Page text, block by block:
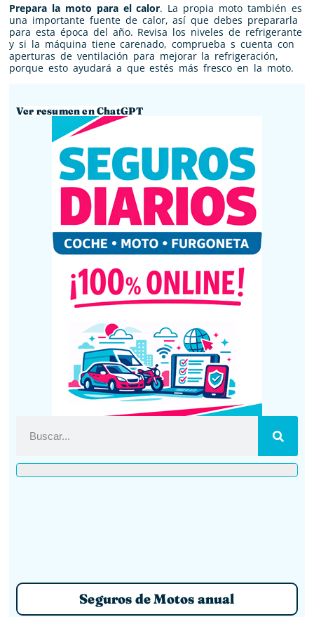
Prepara la moto para el calor. La propia moto también es
una importante fuente de calor, así que debes prepararla
para esta época del año. Revisa los niveles de refrigerante
y si la máquina tiene carenado, comprueba s cuenta con
aperturas de ventilación para mejorar la refrigeración,
porque esto ayudará a que estés más fresco en la moto.
Ver resumen en ChatGPT
Seguros de Motos anual